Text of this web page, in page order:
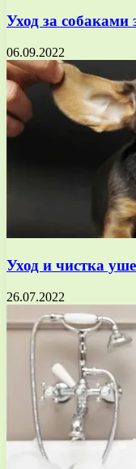
Уход за собаками
06.09.2022
Уход и чистка
26.07.2022